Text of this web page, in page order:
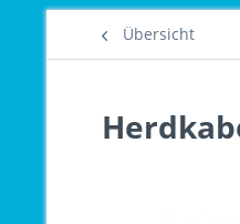
Übersicht